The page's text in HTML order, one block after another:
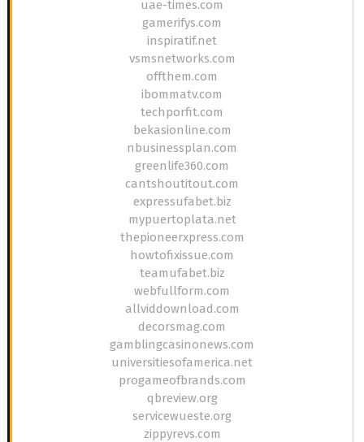
uae-times.com
gamerifys.com
inspiratif.net
vsmsnetworks.com
offthem.com
ibommatv.com
techporfit.com
bekasionline.com
nbusinessplan.com
greenlife360.com
cantshoutitout.com
expressufabet.biz
mypuertoplata.net
thepioneerxpress.com
howtofixissue.com
teamufabet.biz
webfullform.com
allviddownload.com
decorsmag.com
gamblingcasinonews.com
universitiesofamerica.net
progameofbrands.com
qbreview.org
servicewueste.org
zippyrevs.com